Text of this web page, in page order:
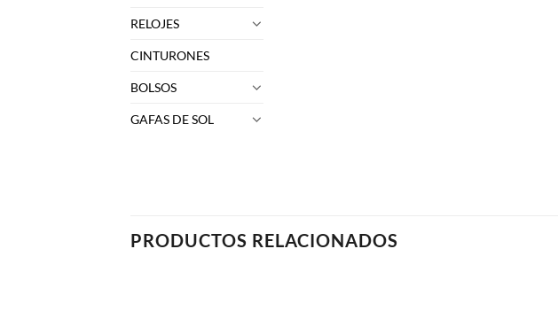
RELOJES
CINTURONES
BOLSOS
GAFAS DE SOL
PRODUCTOS RELACIONADOS